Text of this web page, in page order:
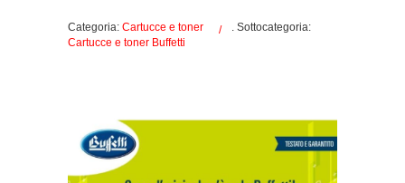
Categoria: Cartucce e toner
. Sottocategoria:
Cartucce e toner Buffetti